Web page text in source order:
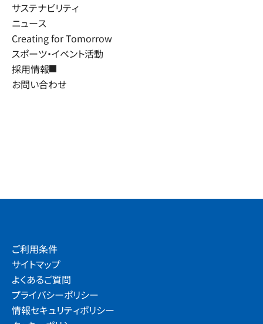
サステナビリティ
ニュース
Creating for Tomorrow
スポーツ・イベント活動
採用情報
お問い合わせ
ご利用条件
サイトマップ
よくあるご質問
プライバシーポリシー
情報セキュリティポリシー